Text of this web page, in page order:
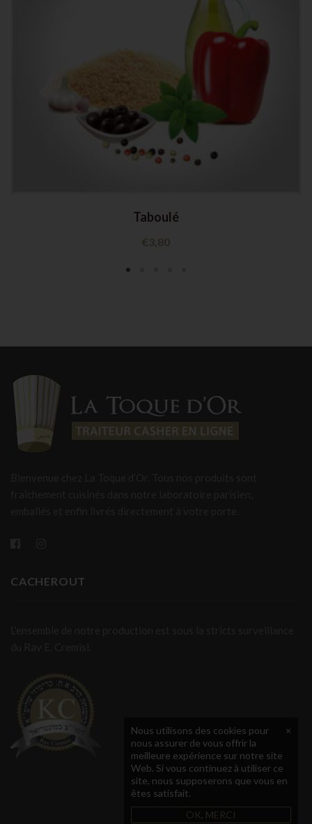
Taboulé
€3,80
CACHEROUT
×
Nous utilisons des cookies pour
nous assurer de vous offrir la
meilleure expérience sur notre site
Web. Si vous continuez à utiliser ce
site, nous supposerons que vous en
êtes satisfait.
OK, MERCI